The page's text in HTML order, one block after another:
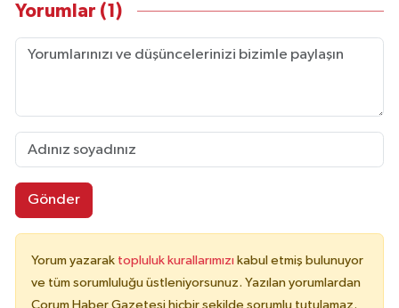
Yorumlar (1)
Gönder
Yorum yazarak topluluk kurallarımızı kabul etmiş bulunuyor
ve tüm sorumluluğu üstleniyorsunuz. Yazılan yorumlardan
Çorum Haber Gazetesi hiçbir şekilde sorumlu tutulamaz.